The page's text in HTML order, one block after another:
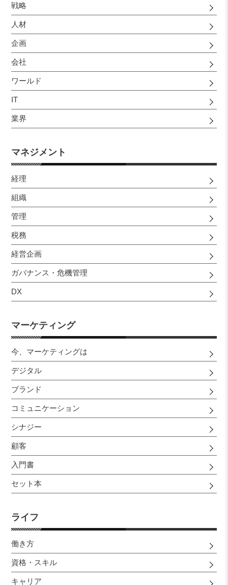
戦略
人材
企画
会社
ワールド
IT
業界
マネジメント
経理
組織
管理
税務
経営企画
ガバナンス・危機管理
DX
マーケティング
今、マーケティングは
デジタル
ブランド
コミュニケーション
シナジー
顧客
入門書
セット本
ライフ
働き方
資格・スキル
キャリア